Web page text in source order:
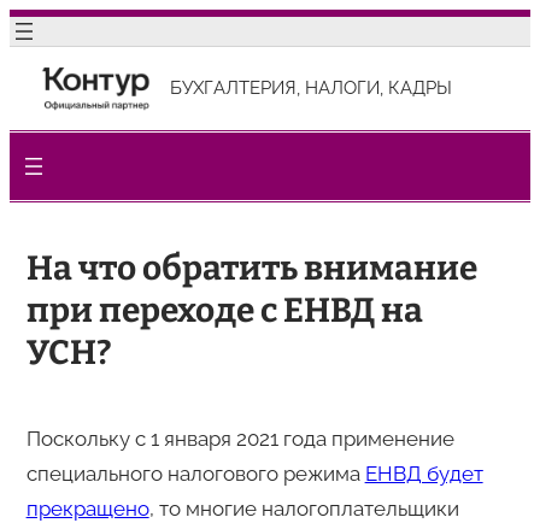
Перейти
содержимому
БУХГАЛТЕРИЯ, НАЛОГИ, КАДРЫ
На что обратить внимание
при переходе с ЕНВД на
УСН?
Поскольку с 1 января 2021 года применение
специального налогового режима ЕНВД будет
прекращено, то многие налогоплательщики